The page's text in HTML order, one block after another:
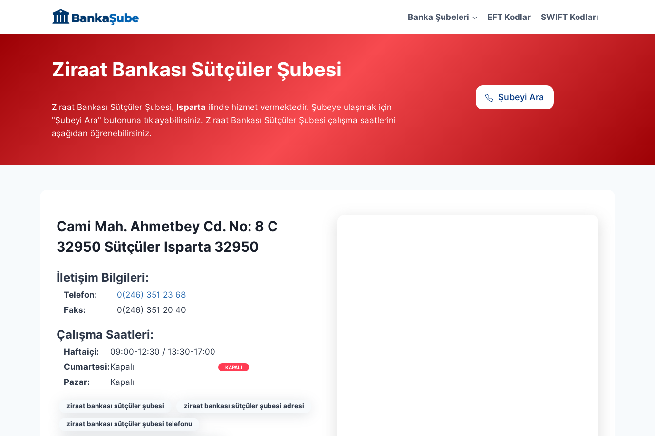
content
Banka Şubeleri EFT Kodlar SWIFT Kodları
Ziraat Bankası Sütçüler Şubesi
Ziraat Bankası Sütçüler Şubesi, Isparta ilinde hizmet vermektedir. Şubeye ulaşmak için
"Şubeyi Ara" butonuna tıklayabilirsiniz. Ziraat Bankası Sütçüler Şubesi çalışma saatlerini
aşağıdan öğrenebilirsiniz.
Şubeyi Ara
Cami Mah. Ahmetbey Cd. No: 8 C
32950 Sütçüler Isparta 32950
İletişim Bilgileri:
Telefon:
0(246) 351 23 68
Faks:
0(246) 351 20 40
Çalışma Saatleri:
Haftaiçi:
09:00-12:30 / 13:30-17:00
Cumartesi:Kapalı KAPALI
Pazar: Kapalı
ziraat bankası sütçüler şubesi ziraat bankası sütçüler şubesi adresi
ziraat bankası sütçüler şubesi telefonu